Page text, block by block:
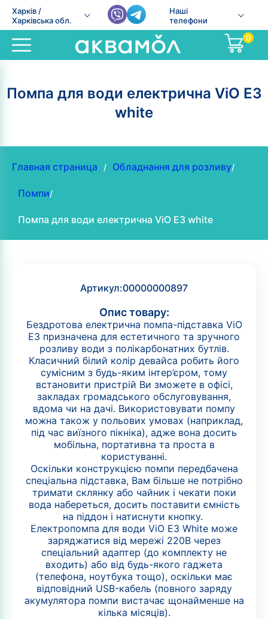
Харків /
Харківська обл.
Наші
телефони
0
Помпа для води електрична ViO E3
white
Главная страница / Обладнання для розливу/
Помпи/
Помпа для води електрична ViO E3 white
Артикул:00000000897
Опис товару:
Бездротова електрична помпа-підставка ViO
E3 призначена для естетичного та зручного
розливу води з полікарбонатних бутлів.
Класичний білий колір девайса робить його
сумісним з будь-яким інтер’єром, тому
встановити пристрій Ви зможете в офісі,
закладах громадського обслуговування,
вдома чи на дачі. Використовувати помпу
можна також у польових умовах (наприклад,
під час виїзного пікніка), адже вона досить
мобільна, портативна та проста в
користуванні.
Оскільки конструкцією помпи передбачена
спеціальна підставка, Вам більше не потрібно
тримати склянку або чайник і чекати поки
вода набереться, досить поставити ємність
на піддон і натиснути кнопку.
Електропомпа для води ViO E3 White може
заряджатися від мережі 220В через
спеціальний адаптер (до комплекту не
входить) або від будь-якого гаджета
(телефона, ноутбука тощо), оскільки має
відповідний USB-кабель (повного заряду
акумулятора помпи вистачає щонайменше на
кілька місяців).